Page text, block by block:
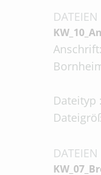
DATEIEN
Dateityp :
DATEIEN